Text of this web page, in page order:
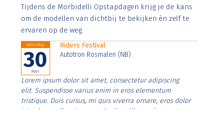
Aenean faucibus nibh et justo cursus id rutrum lorem
imperdiet. Nunc ut sem vitae risus tristique posuere.
Tijdens de Morbidelli Opstapdagen krijg je de kans
om de modellen van dichtbij te bekijken én zelf te
ervaren op de weg.
Saturday
30
MAY
Riders Festival
Autotron Rosmalen (NB)
Lorem ipsum dolor sit amet, consectetur adipiscing
elit. Suspendisse varius enim in eros elementum
tristique. Duis cursus, mi quis viverra ornare, eros dolor
interdum nulla, ut commodo diam libero vitae erat.